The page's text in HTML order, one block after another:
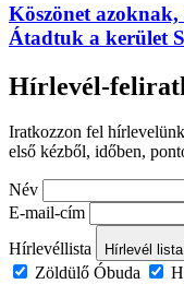
Köszönet
Átadtuk a kerület
Hírlevél-
Iratkozzon fel
első kézből, időben,
Név
E-mail-cím
Hírlevéllista
Hírlevél lista
Zöldülő Óbuda